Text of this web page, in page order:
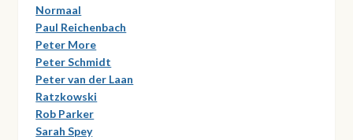
Normaal
Paul Reichenbach
Peter More
Peter Schmidt
Peter van der Laan
Ratzkowski
Rob Parker
Sarah Spey